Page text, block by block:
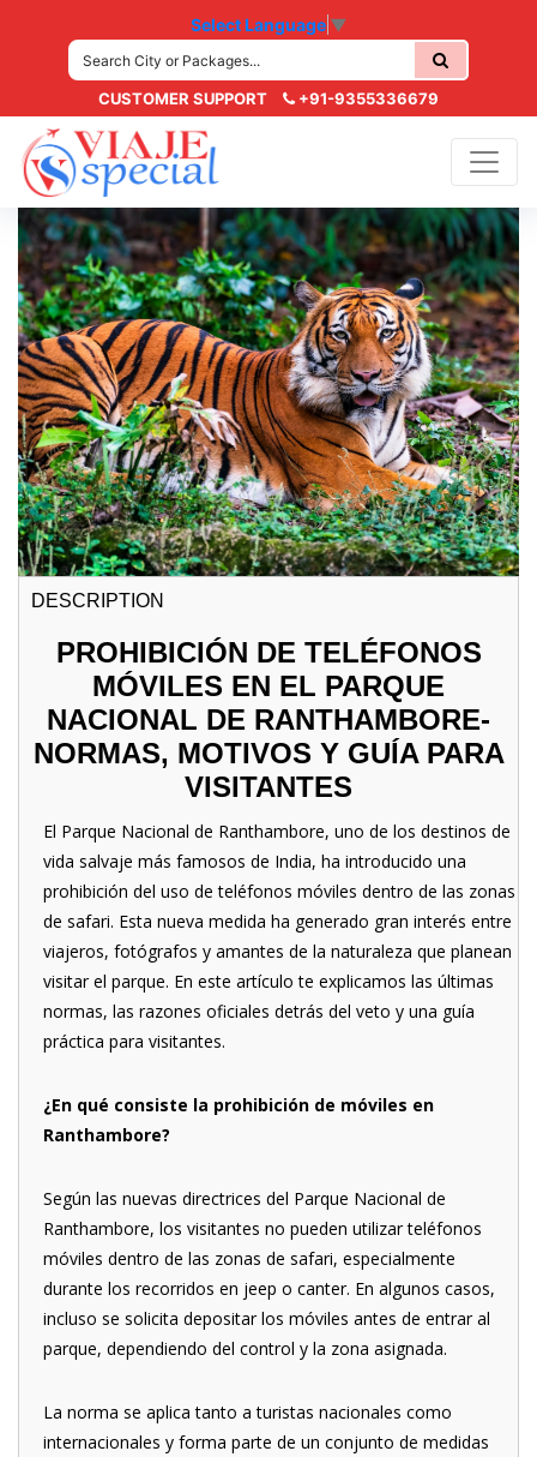
Select Language ▼
CUSTOMER SUPPORT +91-9355336679
DESCRIPTION
PROHIBICIÓN DE TELÉFONOS
MÓVILES EN EL PARQUE
NACIONAL DE RANTHAMBORE-
NORMAS, MOTIVOS Y GUÍA PARA
VISITANTES
El Parque Nacional de Ranthambore, uno de los destinos de
vida salvaje más famosos de India, ha introducido una
prohibición del uso de teléfonos móviles dentro de las zonas
de safari. Esta nueva medida ha generado gran interés entre
viajeros, fotógrafos y amantes de la naturaleza que planean
visitar el parque. En este artículo te explicamos las últimas
normas, las razones oficiales detrás del veto y una guía
práctica para visitantes.
¿En qué consiste la prohibición de móviles en
Ranthambore?
Según las nuevas directrices del Parque Nacional de
Ranthambore, los visitantes no pueden utilizar teléfonos
móviles dentro de las zonas de safari, especialmente
durante los recorridos en jeep o canter. En algunos casos,
incluso se solicita depositar los móviles antes de entrar al
parque, dependiendo del control y la zona asignada.
La norma se aplica tanto a turistas nacionales como
internacionales y forma parte de un conjunto de medidas